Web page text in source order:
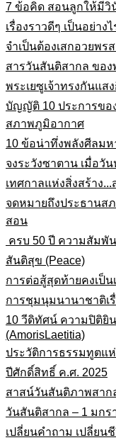
7 ข้อคิด สอนลูกให้มี
เรื่องราวดีๆ เป็นอย่างไ
จำเป็นต้องเสกอวยพร
สารวันสันติสากล ของ
พระเยซูเจ้าทรงกันแส
บัญญัติ 10 ประการขอ
สภาพภูมิอากาศ
10 ข้อน่าทึ่งพลังศีลม
จงระวังซาตาน เมื่อวั
เทศกาลแห่งสิ่งสร้าง
จดหมายถึงประธานส
สอน
ครบ 50 ปี ความสัมพั
สันติสุข (Peace)
การต่อสู้สุดท้ายคงเป็
การชุมนุมนานาชาติเ
10 วีดิทัศน์ ความปิติยิ
(AmorisLaetitia)
ประวัติการธรรมทูตแ
ปีศักดิ์สิทธิ์ ค.ศ. 2025
สาสน์วันสันติภาพสาก
วันสันติสากล – 1 มกร
เปลี่ยนคำถาม เปลี่ยน